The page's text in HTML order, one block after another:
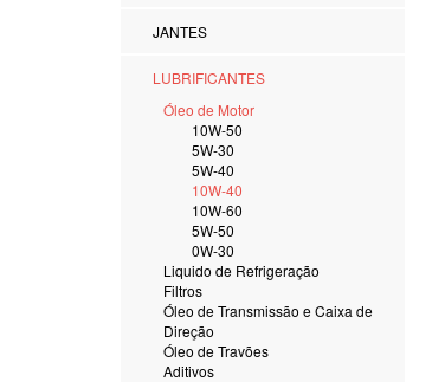
JANTES
LUBRIFICANTES
Óleo de Motor
10W-50
5W-30
5W-40
10W-40
10W-60
5W-50
0W-30
Liquido de Refrigeração
Filtros
Óleo de Transmissão e Caixa de
Direção
Óleo de Travões
Aditivos